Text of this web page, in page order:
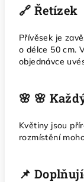
🔗 Řetízek
Přívěsek je
o délce 50 cm.
objednávce
🌸 🌸
Květiny jsou
rozmístění
📌